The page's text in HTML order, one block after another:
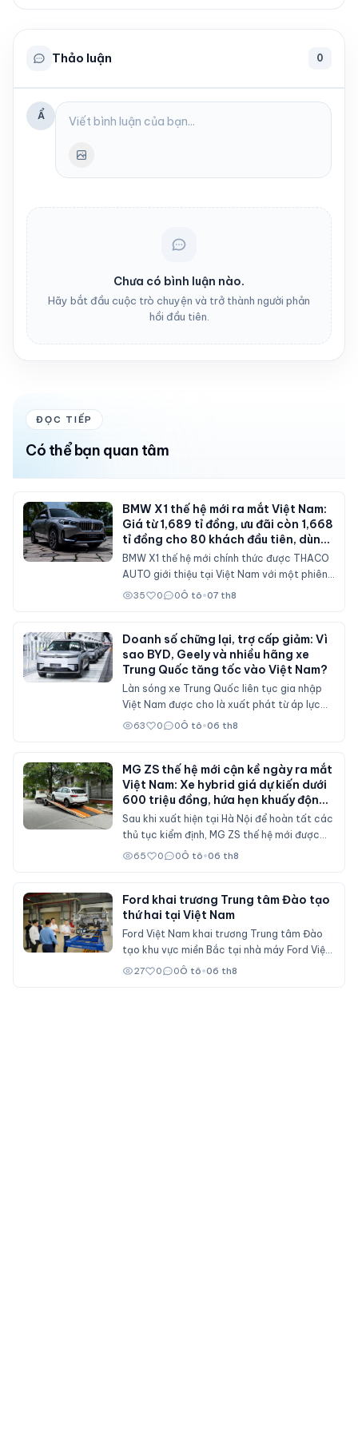
Thảo luận 0
Ẩ
Chưa có bình luận nào.
Hãy bắt đầu cuộc trò chuyện và trở thành người phản
hồi đầu tiên.
ĐỌC TIẾP
Có thể bạn quan tâm
BMW X1 thế hệ mới ra mắt Việt Nam:
Giá từ 1,689 tỉ đồng, ưu đãi còn 1,668
tỉ đồng cho 80 khách đầu tiên, dùng
máy 2.0 tăng áp 204 mã lực
BMW X1 thế hệ mới chính thức được THACO
AUTO giới thiệu tại Việt Nam với một phiên
bản sDrive20i. Mẫu SAV cỡ nhỏ được nâng
nghệ hỗ trợ lái.
35 0 0Ô tô•07 th8
Doanh số chững lại, trợ cấp giảm: Vì
sao BYD, Geely và nhiều hãng xe
Trung Quốc tăng tốc vào Việt Nam?
Làn sóng xe Trung Quốc liên tục gia nhập
Việt Nam được cho là xuất phát từ áp lực
doanh số tại thị trường nội địa, nơi sức mua
63 0 0Ô tô•06 th8
MG ZS thế hệ mới cận kề ngày ra mắt
Việt Nam: Xe hybrid giá dự kiến dưới
600 triệu đồng, hứa hẹn khuấy động
phân khúc SUV cỡ B
Sau khi xuất hiện tại Hà Nội để hoàn tất các
thủ tục kiểm định, MG ZS thế hệ mới được
cho là sẽ sớm mở bán tại Việt Nam với nhiều
trực tiếp Mitsubishi Xforce, Kia Seltos và
Honda HR-V.
65 0 0Ô tô•06 th8
Ford khai trương Trung tâm Đào tạo
thứ hai tại Việt Nam
Ford Việt Nam khai trương Trung tâm Đào
tạo khu vực miền Bắc tại nhà máy Ford Việt
Nam (Hải Phòng), đóng vai trò đào tạo cho
27 0 0Ô tô•06 th8